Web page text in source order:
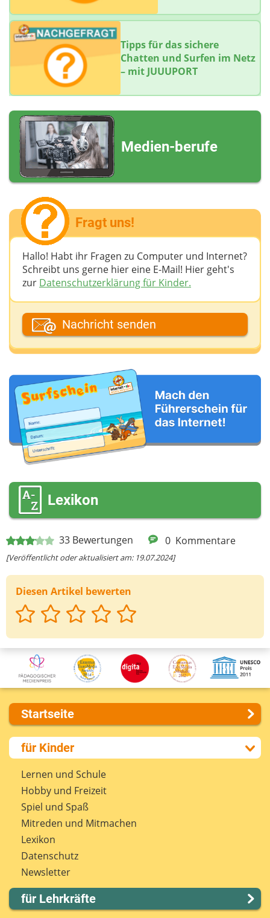
33 Bewertungen 0 Kommentare
[Veröffentlicht oder aktualisiert am: 19.07.2024]
Diesen Artikel bewerten
Tipps für das sichere
Chatten und Surfen im Netz
– mit JUUUPORT
Medien-berufe
Fragt uns!
Hallo! Habt ihr Fragen zu Computer und Internet?
Schreibt uns gerne hier eine E-Mail! Hier geht's
zur Datenschutzerklärung für Kinder.
Dein Fantasiename
Deine E-Mail-Adresse (wenn du eine Antwort
möchtest)
Deine Nachricht
Nachricht senden
Lexikon
Startseite
Über uns
Presse
Kontakt
Impressum
Internet-ABC Sitemap
Barrierefreiheit
Länderprojekte
für Kinder
Lernen und Schule
Hobby und Freizeit
Spiel und Spaß
Mitreden und Mitmachen
Lexikon
Datenschutz
Newsletter
für Lehrkräfte